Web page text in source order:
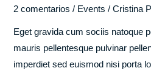
2 comentarios / Events /Cristina
Eget gravida cum sociis natoque
mauris pellentesque pulvinar
imperdiet sed euismod nisi porta